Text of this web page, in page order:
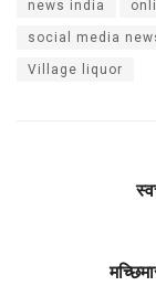
news india
social media
Village liquor